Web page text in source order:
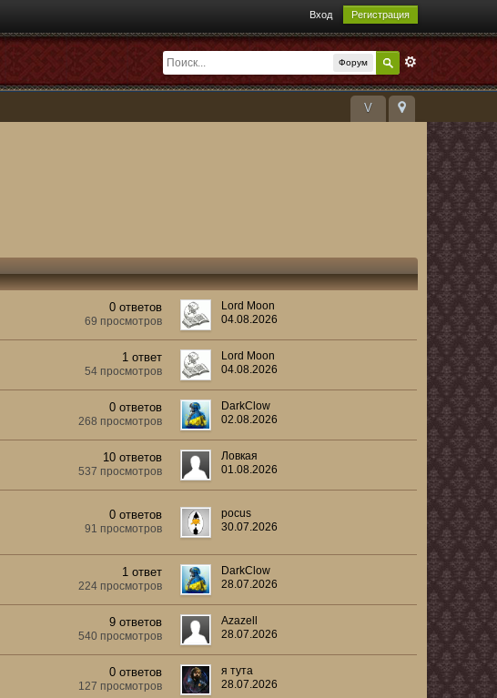
Вход Регистрация
Форум
V
0 ответов
69 просмотров
Lord Moon
04.08.2026
1 ответ
54 просмотров
Lord Moon
04.08.2026
0 ответов
268 просмотров
DarkClow
02.08.2026
10 ответов
537 просмотров
Ловкая
01.08.2026
0 ответов
91 просмотров
pocus
30.07.2026
1 ответ
224 просмотров
DarkClow
28.07.2026
9 ответов
540 просмотров
Azazell
28.07.2026
0 ответов
127 просмотров
я тута
28.07.2026